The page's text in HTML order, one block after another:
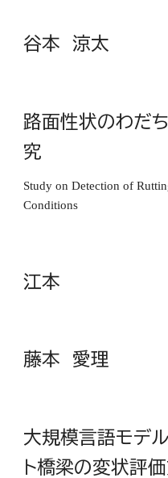
谷本 涼太
路面性状のわだ
究
Study on Detection of
Conditions
江本
藤本 愛理
大規模言語モデ
ト橋梁の変状評